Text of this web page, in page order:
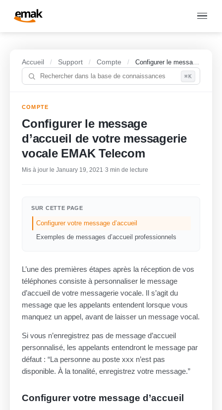
Accueil / Support / Compte / Configurer le message d’accueil de votre messagerie vocale EMAK Telecom
⌘K
COMPTE
Configurer le message
d’accueil de votre messagerie
vocale EMAK Telecom
Mis à jour le January 19, 2021·3 min de lecture
SUR CETTE PAGE
Configurer votre message d’accueil
Exemples de messages d’accueil professionnels
L’une des premières étapes après la réception de vos
téléphones consiste à personnaliser le message
d’accueil de votre messagerie vocale. Il s’agit du
message que les appelants entendent lorsque vous
manquez un appel, avant de laisser un message vocal.
Si vous n’enregistrez pas de message d’accueil
personnalisé, les appelants entendront le message par
défaut : “La personne au poste xxx n’est pas
disponible. À la tonalité, enregistrez votre message.”
Configurer votre message d’accueil